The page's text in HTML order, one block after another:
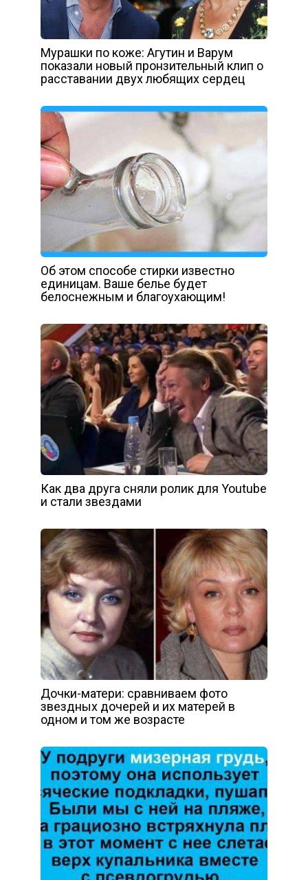
Мурашки по коже: Агутин и Варум
показали новый пронзительный клип о
расставании двух любящих сердец
Об этом способе стирки известно
единицам. Ваше белье будет
белоснежным и благоухающим!
Как два друга сняли ролик для Youtube
и стали звездами
Дочки-матери: сравниваем фото
звездных дочерей и их матерей в
одном и том же возрасте